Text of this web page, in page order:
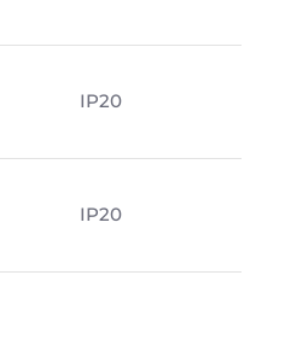
IP20
IP20